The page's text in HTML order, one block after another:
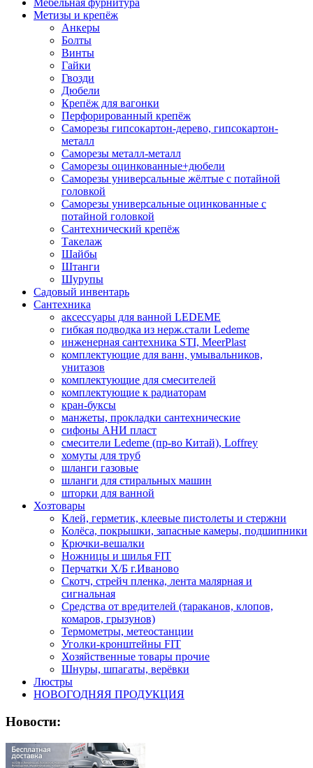
Мебельная фурнитура
Метизы и крепёж
Анкеры
Болты
Винты
Гайки
Гвозди
Дюбели
Крепёж для вагонки
Перфорированный крепёж
Саморезы гипсокартон-дерево, гипсокартон-
металл
Саморезы металл-металл
Саморезы оцинкованные+дюбели
Саморезы универсальные жёлтые с потайной
головкой
Саморезы универсальные оцинкованные с
потайной головкой
Сантехнический крепёж
Такелаж
Шайбы
Штанги
Шурупы
Садовый инвентарь
Сантехника
аксессуары для ванной LEDEME
гибкая подводка из нерж.стали Ledeme
инженерная сантехника STI, MeerPlast
комплектующие для ванн, умывальников,
унитазов
комплектующие для смесителей
комплектующие к радиаторам
кран-буксы
манжеты, прокладки сантехнические
сифоны АНИ пласт
смесители Ledeme (пр-во Китай), Loffrey
хомуты для труб
шланги газовые
шланги для стиральных машин
шторки для ванной
Хозтовары
Клей, герметик, клеевые пистолеты и стержни
Колёса, покрышки, запасные камеры, подшипники
Крючки-вешалки
Ножницы и шилья FIT
Перчатки Х/Б г.Иваново
Скотч, стрейч пленка, лента малярная и
сигнальная
Средства от вредителей (тараканов, клопов,
комаров, грызунов)
Термометры, метеостанции
Уголки-кронштейны FIT
Хозяйственные товары прочие
Шнуры, шпагаты, верёвки
Люстры
НОВОГОДНЯЯ ПРОДУКЦИЯ
Новости: